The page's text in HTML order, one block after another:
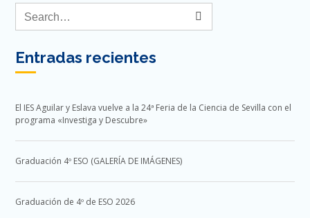
Entradas recientes
El IES Aguilar y Eslava vuelve a la 24ª Feria de la Ciencia de Sevilla con el
programa «Investiga y Descubre»
Graduación 4º ESO (GALERÍA DE IMÁGENES)
Graduación de 4º de ESO 2026